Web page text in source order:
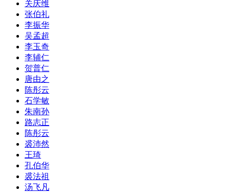
关庆维
张伯礼
李振华
吴孟超
李玉奇
李辅仁
贺普仁
唐由之
陈彤云
石学敏
朱南孙
路志正
陈彤云
裘沛然
王琦
孔伯华
裘法祖
汤飞凡